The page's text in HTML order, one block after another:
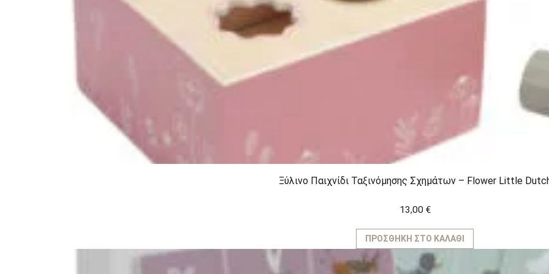
Ξύλινο Παιχνίδι Ταξινόμησης Σχημάτων – Flower Little
13,00 €
ΠΡΟΣΘΉΚΗ ΣΤΟ ΚΑΛΆΘΙ